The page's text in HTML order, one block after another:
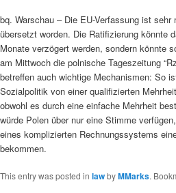
bq. Warschau – Die EU-Verfassung ist
übersetzt worden. Die Ratifizierung könnte
Monate verzögert werden, sondern könnte
am Mittwoch die polnische Tageszeitung
betreffen auch wichtige Mechanismen: So
Sozialpolitik von einer qualifizierten
obwohl es durch eine einfache Mehrheit
würde Polen über nur eine Stimme
eines komplizierten Rechnungssystems
bekommen.
This entry was posted in lawbyMMarks.